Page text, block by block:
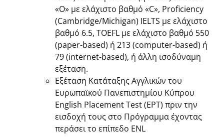
«O» με ελάχιστο βαθμό «C», Proficiency
(Cambridge/Michigan) IELTS με ελάχιστο
βαθμό 6.5, TOEFL με ελάχιστο βαθμό 550
(paper-based) ή 213 (computer-based) ή
79 (internet-based), ή άλλη ισοδύναμη
εξέταση.
Εξέταση Κατάταξης Αγγλικών του
Ευρωπαϊκού Πανεπιστημίου Κύπρου
English Placement Test (ΕΡΤ) πριν την
εισδοχή τους στο Πρόγραμμα έχοντας
περάσει το επίπεδο ENL